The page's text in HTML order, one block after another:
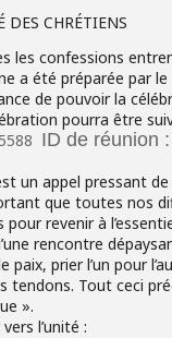
DES CHRÉTIENS
les confessions
a été préparée par
de pouvoir la
pourra être
ID de réunion
un appel pressant
que toutes nos
revenir à
rencontre
paix, prier l’un
tendons. Tout ceci
».
l’unité :